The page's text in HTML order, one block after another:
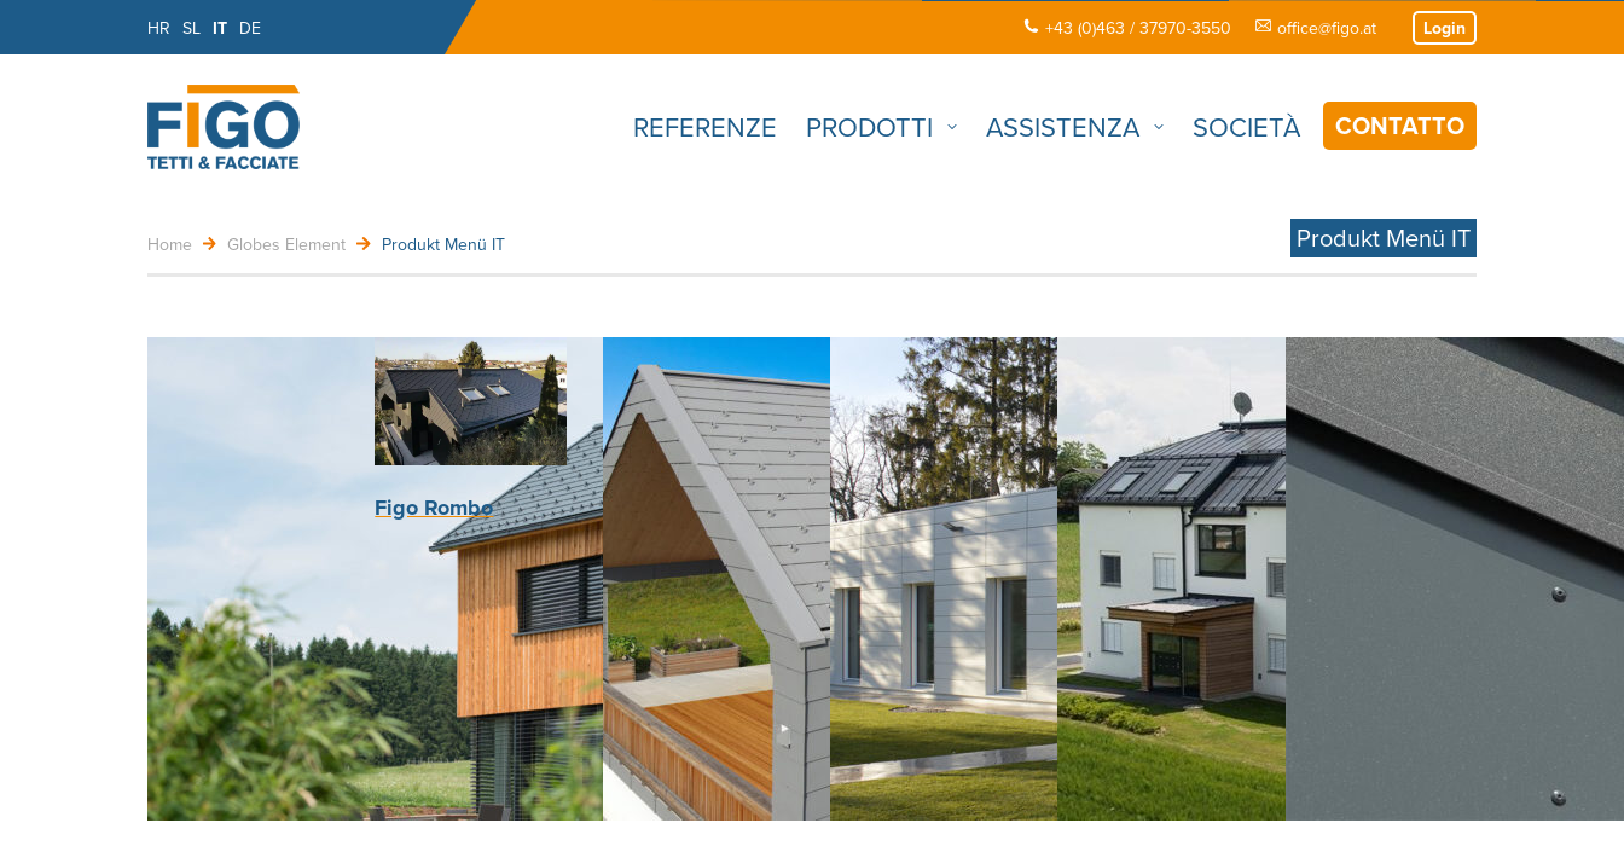
HR SL IT DE +43 (0)463 / 37970-3550 office@figo.at Login
REFERENZE PRODOTTI ASSISTENZA SOCIETÀ CONTATTO
Home Globes Element Produkt Menü IT Produkt Menü IT
Figo Rombo